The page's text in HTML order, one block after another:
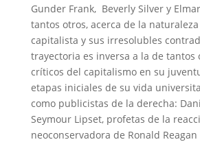
Gunder Frank, Beverly Silver y
tantos otros, acerca de la
capitalista y sus irresolubles
trayectoria es inversa a la de tantos
críticos del capitalismo en su
etapas iniciales de su vida
como publicistas de la derecha:
Seymour Lipset, profetas de la
neoconservadora de Ronald